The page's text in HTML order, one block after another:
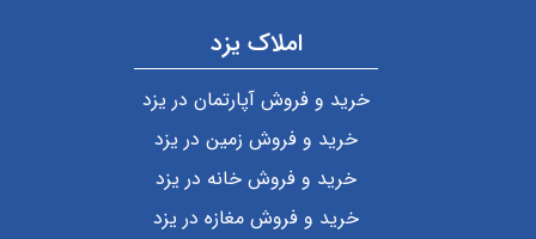
املاک یزد
خرید و فروش آپارتمان در یزد
خرید و فروش زمین در یزد
خرید و فروش خانه در یزد
خرید و فروش مغازه در یزد